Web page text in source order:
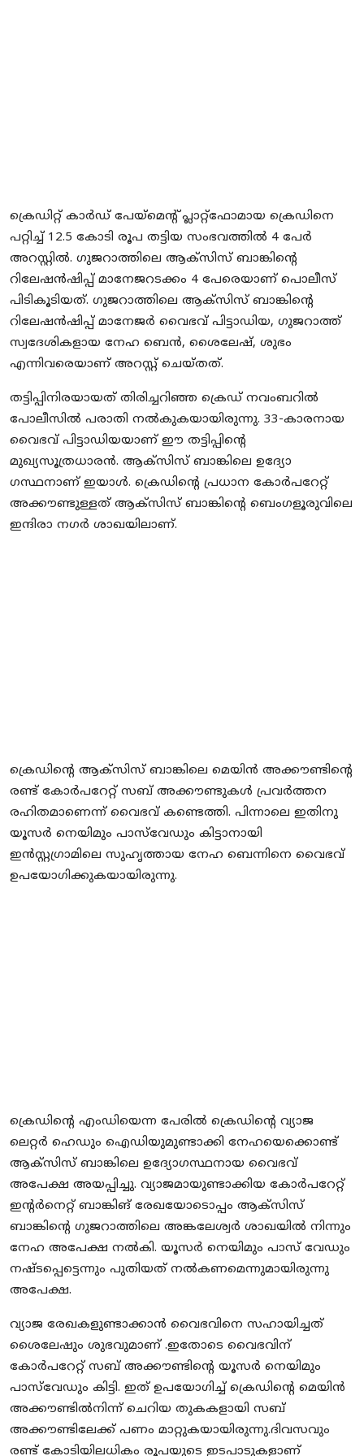
ക്രെഡിറ്റ് കാര്‍ഡ് പേയ്‌മെന്റ് പ്ലാറ്റ്‌ഫോമായ ക്രെഡിനെ
പറ്റിച്ച് 12.5 കോടി രൂപ തട്ടിയ സംഭവത്തിൽ 4 പേർ
അറസ്റ്റിൽ. ഗുജറാത്തിലെ ആക്‌സിസ് ബാങ്കിന്റെ
റിലേഷന്‍ഷിപ്പ് മാനേജറടക്കം 4 പേരെയാണ് പൊലീസ്
പിടികൂടിയത്. ഗുജറാത്തിലെ ആക്‌സിസ് ബാങ്കിന്റെ
റിലേഷന്‍ഷിപ്പ് മാനേജര്‍ വൈഭവ് പിട്ടാഡിയ, ഗുജറാത്ത്
സ്വദേശികളായ നേഹ ബെന്‍, ശൈലേഷ്, ശുഭം
എന്നിവരെയാണ് അറസ്റ്റ് ചെയ്തത്.
തട്ടിപ്പിനിരയായത് തിരിച്ചറിഞ്ഞ ക്രെഡ് നവംബറില്‍
പോലീസില്‍ പരാതി നല്‍കുകയായിരുന്നു. 33-കാരനായ
വൈഭവ് പിട്ടാഡിയയാണ് ഈ തട്ടിപ്പിന്റെ
മുഖ്യസൂത്രധാരൻ. ആക്‌സിസ് ബാങ്കിലെ ഉദ്യോ​
ഗസ്ഥനാണ് ഇയാൾ. ക്രെഡിന്റെ പ്രധാന കോര്‍പറേറ്റ്
അക്കൗണ്ടുള്ളത് ആക്‌സിസ് ബാങ്കിന്റെ ബെംഗളൂരുവിലെ
ഇന്ദിരാ നഗര്‍ ശാഖയിലാണ്.
ക്രെഡിന്റെ ആക്‌സിസ് ബാങ്കിലെ മെയിന്‍ അക്കൗണ്ടിന്റെ
രണ്ട് കോര്‍പറേറ്റ് സബ് അക്കൗണ്ടുകള്‍ പ്രവര്‍ത്തന
രഹിതമാണെന്ന് വൈഭവ് കണ്ടെത്തി. പിന്നാലെ ഇതിനു
യൂസര്‍ നെയിമും പാസ്‌വേഡും കിട്ടാനായി
ഇന്‍സ്റ്റഗ്രാമിലെ സുഹൃത്തായ നേഹ ബെന്നിനെ വൈഭവ്
ഉപയോഗിക്കുകയായിരുന്നു.
ക്രെഡിന്റെ എംഡിയെന്ന പേരിൽ ക്രെഡിന്റെ വ്യാജ
ലെറ്റര്‍ ഹെഡും ഐഡിയുമുണ്ടാക്കി നേഹയെക്കൊണ്ട്
ആക്‌സിസ് ബാങ്കിലെ ഉദ്യോ​ഗസ്ഥനായ വൈഭവ്
അപേക്ഷ അയപ്പിച്ചു. വ്യാജമായുണ്ടാക്കിയ കോര്‍പറേറ്റ്
ഇന്റര്‍നെറ്റ് ബാങ്കിങ് രേഖയോടൊപ്പം ആക്‌സിസ്
ബാങ്കിന്റെ ഗുജറാത്തിലെ അങ്കലേശ്വര്‍ ശാഖയില്‍ നിന്നും
നേഹ അപേക്ഷ നല്‍കി. യൂസര്‍ നെയിമും പാസ് വേഡും
നഷ്ടപ്പെട്ടെന്നും പുതിയത് നല്‍കണമെന്നുമായിരുന്നു
അപേക്ഷ.
വ്യാജ രേഖകളുണ്ടാക്കാന്‍ വൈഭവിനെ സഹായിച്ചത്
ശൈലേഷും ശുഭവുമാണ് .ഇതോടെ വൈഭവിന്
കോര്‍പറേറ്റ് സബ് അക്കൗണ്ടിന്റെ യൂസര്‍ നെയിമും
പാസ്‌വേഡും കിട്ടി. ഇത് ഉപയോ​ഗിച്ച് ക്രെഡിന്റെ മെയിന്‍
അക്കൗണ്ടില്‍നിന്ന് ചെറിയ തുകകളായി സബ്
അക്കൗണ്ടിലേക്ക് പണം മാറ്റുകയായിരുന്നു.ദിവസവും
രണ്ട് കോടിയിലധികം രൂപയുടെ ഇടപാടുകളാണ്